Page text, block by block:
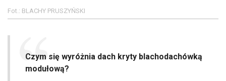
Fot.: BLACHY PRUSZYŃSKI
Czym się wyróżnia dach kryty blachodachówką
modułową?